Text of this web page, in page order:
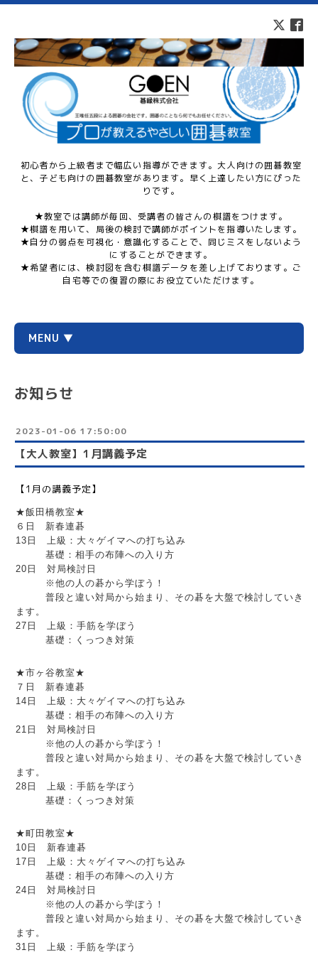
初心者から上級者まで幅広い指導ができます。大人向けの囲碁教室
と、子ども向けの囲碁教室があります。早く上達したい方にぴった
りです。
★教室では講師が毎回、受講者の皆さんの棋譜をつけます。
★棋譜を用いて、局後の検討で講師がポイントを指導いたします。
★自分の弱点を可視化・意識化することで、同じミスをしないよう
にすることができます。
★希望者には、検討図を含む棋譜データを差し上げております。ご
自宅等での復習の際にお役立ていただけます。
MENU ▼
お知らせ
2023-01-06 17:50:00
【大人教室】1月講義予定
【1月の講義予定】
★飯田橋教室★
６日　新春連碁
13日　上級：大々ゲイマへの打ち込み
基礎：相手の布陣への入り方
20日　対局検討日
※他の人の碁から学ぼう！
普段と違い対局から始まり、その碁を大盤で検討していき
ます。
27日　上級：手筋を学ぼう
基礎：くっつき対策
★市ヶ谷教室★
７日　新春連碁
14日　上級：大々ゲイマへの打ち込み
基礎：相手の布陣への入り方
21日　対局検討日
※他の人の碁から学ぼう！
普段と違い対局から始まり、その碁を大盤で検討していき
ます。
28日　上級：手筋を学ぼう
基礎：くっつき対策
★町田教室★
10日　新春連碁
17日　上級：大々ゲイマへの打ち込み
基礎：相手の布陣への入り方
24日　対局検討日
※他の人の碁から学ぼう！
普段と違い対局から始まり、その碁を大盤で検討していき
ます。
31日　上級：手筋を学ぼう